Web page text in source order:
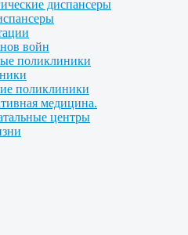
диспансеры
войн
поликлиники
поликлиники
медицина.
центры